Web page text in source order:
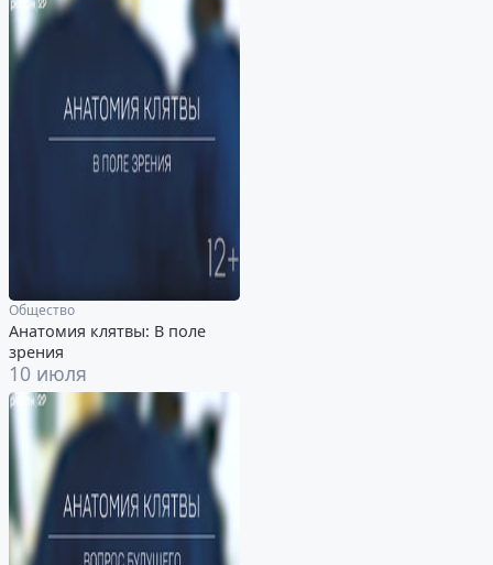
Общество
Анатомия клятвы: В поле
зрения
10 июля